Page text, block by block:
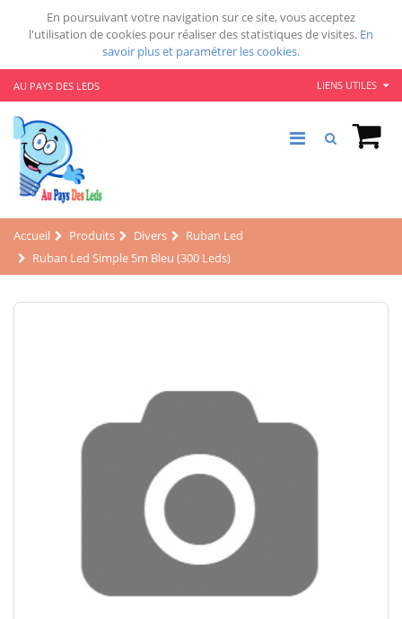
En poursuivant votre navigation sur ce site, vous acceptez
l'utilisation de cookies pour réaliser des statistiques de visites. En
savoir plus et paramétrer les cookies.
AU PAYS DES LEDS LIENS UTILES
Accueil Produits Divers
Ruban Led
Ruban Led Simple 5m Bleu (300 Leds)